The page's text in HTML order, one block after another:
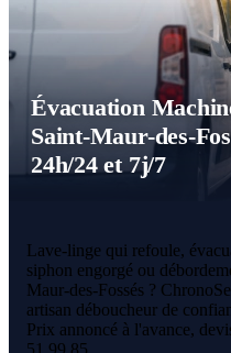
Évacuation
Saint-Maur-des-
24h/24 et 7j/7
Lave-linge qui refoule,
siphon engorgé ou
Maur-des-Fossés ?
artisan déboucheur de
Prix annoncé à l'avance,